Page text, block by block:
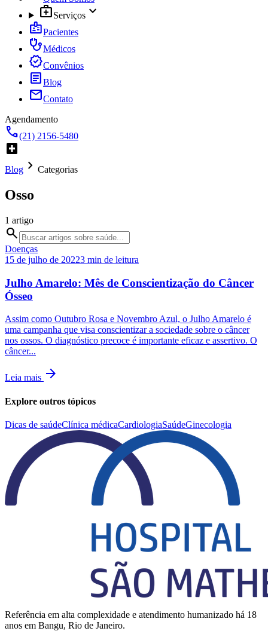
medical_servicesServiçosexpand_more
badgePacientes
stethoscopeMédicos
verifiedConvênios
articleBlog
mailContato
Agendamento
call(21) 2156-5480
local_hospital
Blog chevron_right Categorias
Osso
1 artigo
search
Doenças
15 de julho de 20223 min de leitura
Julho Amarelo: Mês de Conscientização do Câncer
Ósseo
Assim como Outubro Rosa e Novembro Azul, o Julho Amarelo é
uma campanha que visa conscientizar a sociedade sobre o câncer
nos ossos. O diagnóstico precoce é importante eficaz e assertivo. O
câncer...
Leia mais arrow_forward
Explore outros tópicos
Dicas de saúdeClínica médicaCardiologiaSaúdeGinecologia
Referência em alta complexidade e atendimento humanizado há 18
anos em Bangu, Rio de Janeiro.